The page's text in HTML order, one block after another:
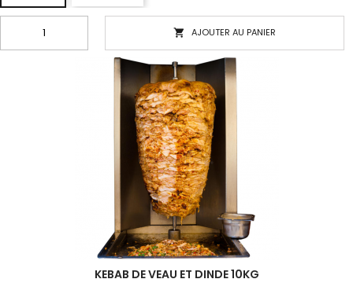
 AJOUTER AU PANIER
KEBAB DE VEAU ET DINDE 10KG